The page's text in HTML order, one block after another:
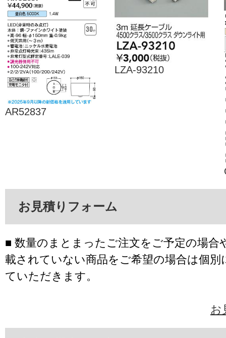
AR52837
LZA-93210
お見積りフォーム
■ 数量のまとまったご注文をご予定の場合
載されていない商品をご希望の場合は個別
ていただきます。
お